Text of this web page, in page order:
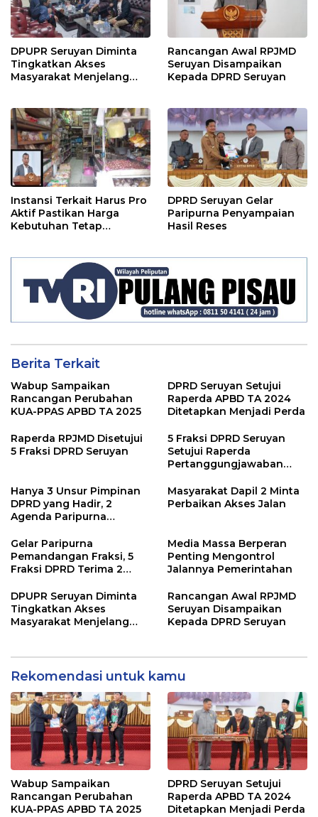
DPUPR Seruyan Diminta
Tingkatkan Akses
Masyarakat Menjelang
Rancangan Awal RPJMD
Seruyan Disampaikan
Kepada DPRD Seruyan
Instansi Terkait Harus Pro
Aktif Pastikan Harga
Kebutuhan Tetap
DPRD Seruyan Gelar
Paripurna Penyampaian
Hasil Reses
Berita Terkait
Wabup Sampaikan
Rancangan Perubahan
KUA-PPAS APBD TA 2025
DPRD Seruyan Setujui
Raperda APBD TA 2024
Ditetapkan Menjadi Perda
Raperda RPJMD Disetujui
5 Fraksi DPRD Seruyan
5 Fraksi DPRD Seruyan
Setujui Raperda
Pertanggungjawaban
2024
Hanya 3 Unsur Pimpinan
DPRD yang Hadir, 2
Agenda Paripurna
Masyarakat Dapil 2 Minta
Perbaikan Akses Jalan
Gelar Paripurna
Pemandangan Fraksi, 5
Fraksi DPRD Terima 2
Media Massa Berperan
Penting Mengontrol
Jalannya Pemerintahan
DPUPR Seruyan Diminta
Tingkatkan Akses
Masyarakat Menjelang
Rancangan Awal RPJMD
Seruyan Disampaikan
Kepada DPRD Seruyan
Rekomendasi untuk kamu
Wabup Sampaikan
Rancangan Perubahan
KUA-PPAS APBD TA 2025
DPRD Seruyan Setujui
Raperda APBD TA 2024
Ditetapkan Menjadi Perda